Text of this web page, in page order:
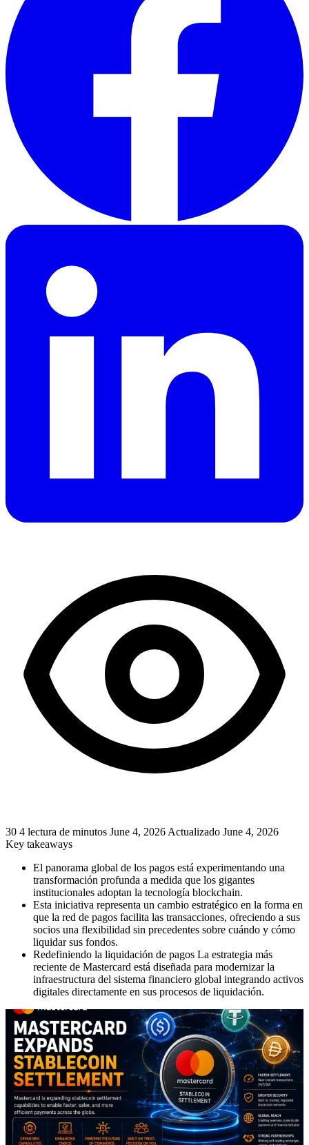
30 4 lectura de minutos June 4, 2026 Actualizado June 4, 2026
Key takeaways
El panorama global de los pagos está experimentando una
transformación profunda a medida que los gigantes
institucionales adoptan la tecnología blockchain.
Esta iniciativa representa un cambio estratégico en la forma en
que la red de pagos facilita las transacciones, ofreciendo a sus
socios una flexibilidad sin precedentes sobre cuándo y cómo
liquidar sus fondos.
Redefiniendo la liquidación de pagos La estrategia más
reciente de Mastercard está diseñada para modernizar la
infraestructura del sistema financiero global integrando activos
digitales directamente en sus procesos de liquidación.